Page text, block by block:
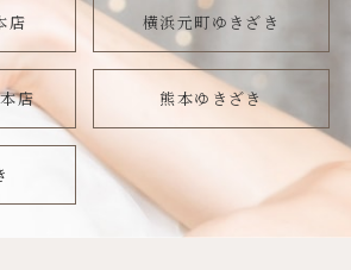
店 横浜元町ゆきざき
店 熊本ゆきざき